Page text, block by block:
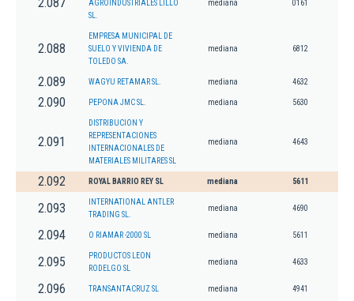
2.087
AGROINDUSTRIALES LILLO
SL.
mediana 0161
2.088
EMPRESA MUNICIPAL DE
SUELO Y VIVIENDA DE
TOLEDO SA.
mediana 6812
2.089 WAGYU RETAMAR SL. mediana 4632
2.090 PEPONA JMC SL. mediana 5630
2.091
DISTRIBUCION Y
REPRESENTACIONES
INTERNACIONALES DE
MATERIALES MILITARES SL
mediana 4643
2.092 ROYAL BARRIO REY SL mediana 5611
2.093
INTERNATIONAL ANTLER
TRADING SL.
mediana 4690
2.094 O RIAMAR -2000 SL mediana 5611
2.095
PRODUCTOS LEON
RODELGO SL
mediana 4633
2.096 TRANSANTACRUZ SL mediana 4941